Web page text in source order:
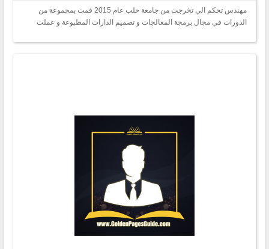
مهندس تحكم الي تخرجت من جامعة حلب عام 2015 قمت بمجموعة من
الدورات في مجال برمجة المعالجات و تصميم الدارات المطبوعة و عملت